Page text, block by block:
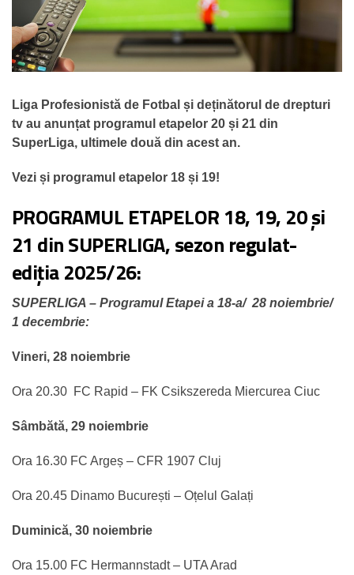
Liga Profesionistă de Fotbal și deținătorul de drepturi
tv au anunțat programul etapelor 20 și 21 din
SuperLiga, ultimele două din acest an.
Vezi și programul etapelor 18 și 19!
PROGRAMUL ETAPELOR 18, 19, 20 și
21 din SUPERLIGA, sezon regulat-
ediția 2025/26:
SUPERLIGA – Programul Etapei a 18-a/ 28 noiembrie/
1 decembrie:
Vineri, 28 noiembrie
Ora 20.30 FC Rapid – FK Csikszereda Miercurea Ciuc
Sâmbătă, 29 noiembrie
Ora 16.30 FC Argeș – CFR 1907 Cluj
Ora 20.45 Dinamo București – Oțelul Galați
Duminică, 30 noiembrie
Ora 15.00 FC Hermannstadt – UTA Arad